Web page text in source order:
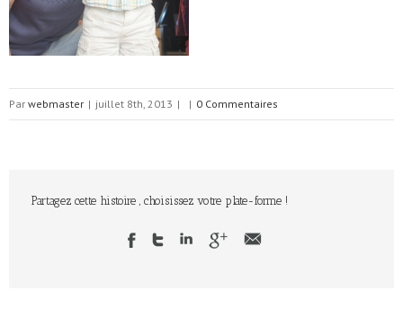
Par webmaster | juillet 8th, 2013 | | 0 Commentaires
Partagez cette histoire , choisissez votre plate-forme !